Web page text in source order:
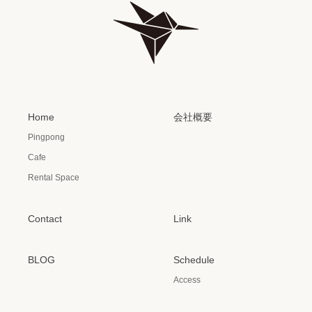
Home
Pingpong
Cafe
Rental Space
会社概要
Contact Link
BLOG Schedule
Access